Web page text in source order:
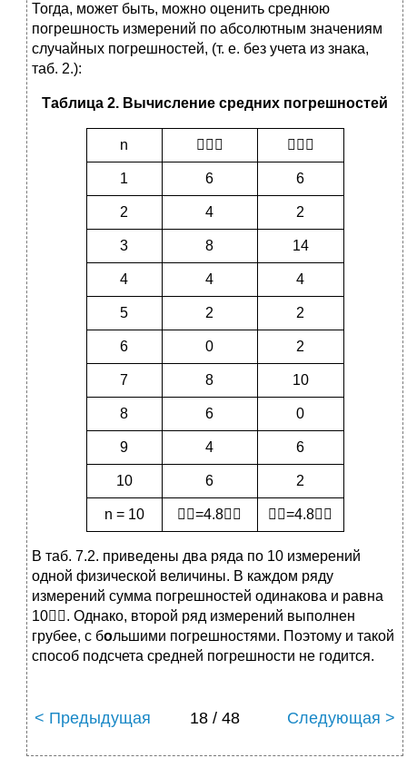
Тогда, может быть, можно оценить среднюю
погрешность измерений по абсолютным значениям
случайных погрешностей, (т. е. без учета из знака,
таб. 2.):
Таблица 2. Вычисление средних погрешностей
n  
1 6 6
2 4 2
3 8 14
4 4 4
5 2 2
6 0 2
7 8 10
8 6 0
9 4 6
10 6 2
n = 10 =4.8 =4.8
В таб. 7.2. приведены два ряда по 10 измерений
одной физической величины. В каждом ряду
измерений сумма погрешностей одинакова и равна
10. Однако, второй ряд измерений выполнен
грубее, с большими погрешностями. Поэтому и такой
способ подсчета средней погрешности не годится.
< Предыдущая 18 / 48 Следующая >